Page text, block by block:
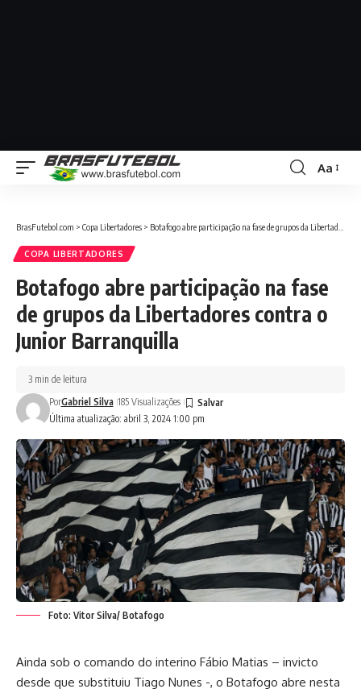
Aa
BrasFutebol.com > Copa Libertadores > Botafogo abre participação na fase de grupos da Libertadores contra o Junior Barranquilla
COPA LIBERTADORES
Botafogo abre participação na fase
de grupos da Libertadores contra o
Junior Barranquilla
Última atualização: abril 3, 2024 1:00 pm
PorGabriel Silva 185 Visualizações
3 min de leitura
Foto: Vitor Silva/ Botafogo
Ainda sob o comando do interino Fábio Matias – invicto
desde que substituiu Tiago Nunes -, o Botafogo abre nesta